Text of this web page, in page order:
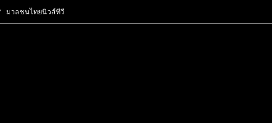
มวลชนไทยนิวส์ทีวี